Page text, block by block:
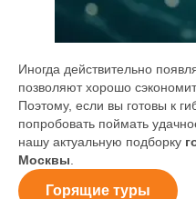
Иногда действительно
позволяют хорошо
Поэтому, если вы готовы к
попробовать поймать
нашу актуальную подборку
Москвы
Горящие туры